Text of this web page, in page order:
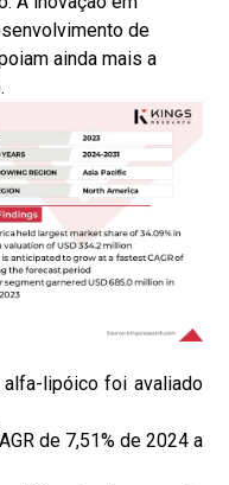
de
ainda mais a
lipóico foi avaliado
de 7,51% de 2024 a